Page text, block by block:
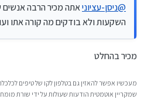
@ניסן-עציוניאתה מכיר הרבה
השקעות ולא בודקים מה קורה אתו
מכיר בהחלט
מעכשיו אפשר להאזין גם בטלפון לקו של טיפים
שמקריין אוטמטית הודעות שעולות על ידי שורת